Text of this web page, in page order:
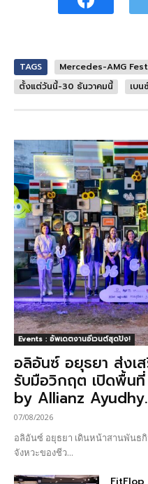
TAGS Mercedes-AMG
ตั้งแต่วันนี้-30 ธันวาคมนี้
เบน
Events : อัพเดตงานอีเวนต์สุดปัง!
อลิอันซ์ อยุธยา ส่งเ
รับมือวิกฤต เปิดพื้น
by Allianz
07/08/2026
อลิอันซ์ อยุธยา เดินหน้าสานพันธ
จังหวะของชีว...